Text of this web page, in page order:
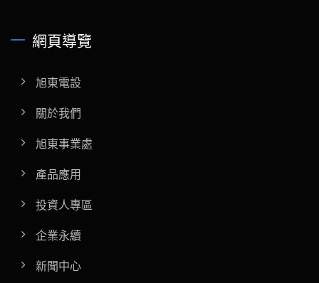
網頁導覽
旭東電設
關於我們
旭東事業處
產品應用
投資人專區
企業永續
新聞中心